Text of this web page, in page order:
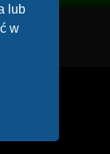
lub
w Limited